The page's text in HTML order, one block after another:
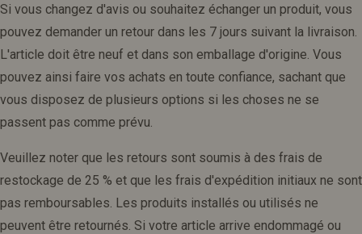
Si vous changez d'avis ou souhaitez échanger un produit, vous
pouvez demander un retour dans les 7 jours suivant la livraison.
L'article doit être neuf et dans son emballage d'origine. Vous
pouvez ainsi faire vos achats en toute confiance, sachant que
vous disposez de plusieurs options si les choses ne se
passent pas comme prévu.
Veuillez noter que les retours sont soumis à des frais de
restockage de 25 % et que les frais d'expédition initiaux ne sont
pas remboursables. Les produits installés ou utilisés ne
peuvent être retournés. Si votre article arrive endommagé ou